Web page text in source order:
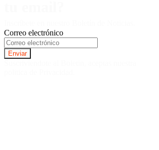
Correo electrónico